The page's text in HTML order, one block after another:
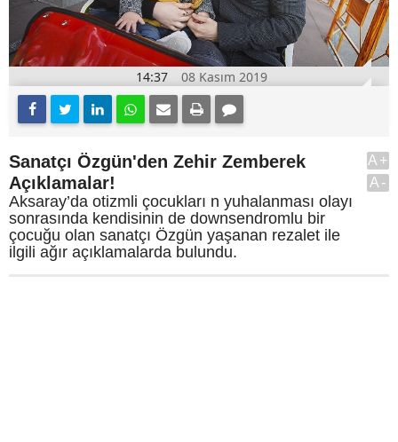
14:37 08 Kasım 2019
Sanatçı Özgün'den Zehir Zemberek
Açıklamalar!
Aksaray’da otizmli çocukları n yuhalanması olayı
sonrasında kendisinin de downsendromlu bir
çocuğu olan sanatçı Özgün yaşanan rezalet ile
ilgili ağır açıklamalarda bulundu.
A+
A-